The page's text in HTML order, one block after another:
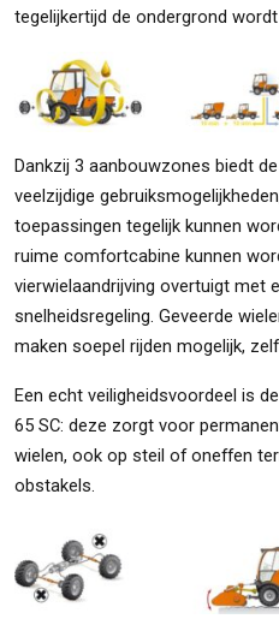
tegelijkertijd de ondergrond
Dankzij 3 aanbouwzones biedt
veelzijdige
toepassingen tegelijk kunnen
ruime comfortcabine kunnen
vierwielaandrijving overtuigt met
snelheidsregeling. Geveerde
maken soepel rijden mogelijk,
Een echt veiligheidsvoordeel is
65 SC: deze zorgt voor
wielen, ook op steil of oneffen
obstakels.